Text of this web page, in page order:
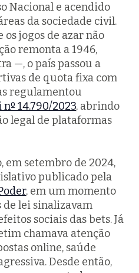
Nacional e acendido
da sociedade civil.
os jogos de azar não
remonta a 1946,
—, o país passou a
de quota fixa com
regulamentou
nº 14.790/2023, abrindo
legal de plataformas
em setembro de 2024,
publicado pela
, em um momento
de lei sinalizavam
sociais das bets. Já
chamava atenção
online, saúde
Desde então,